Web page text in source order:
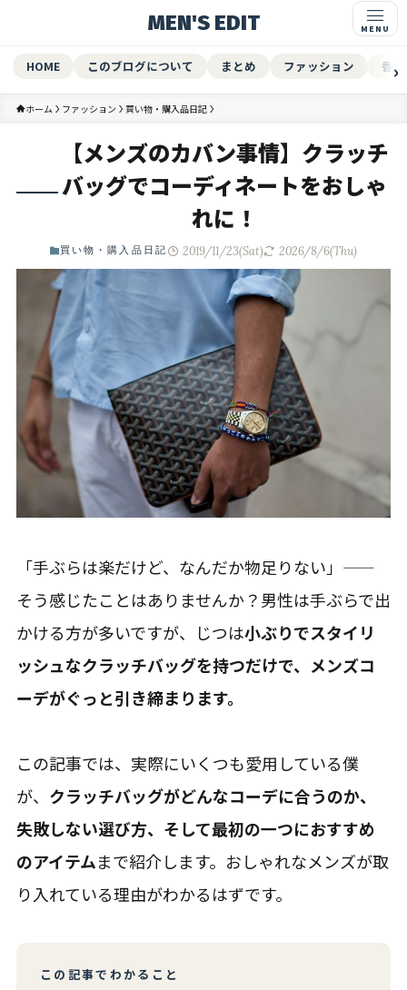
MEN'S EDIT
HOME このブログについて まとめ ファッション 香水
ホーム ファッション 買い物・購入品日記
【メンズのカバン事情】クラッチ
バッグでコーディネートをおしゃ
れに！
買い物・購入品日記 2019/11/23(Sat) 2026/8/6(Thu)
「手ぶらは楽だけど、なんだか物足りない」——
そう感じたことはありませんか？男性は手ぶらで出
かける方が多いですが、じつは小ぶりでスタイリ
ッシュなクラッチバッグを持つだけで、メンズコ
ーデがぐっと引き締まります。
この記事では、実際にいくつも愛用している僕
が、 クラッチバッグがどんなコーデに合うのか、
失敗しない選び方、そして最初の一つにおすすめ
のアイテムまで紹介します。おしゃれなメンズが取
り入れている理由がわかるはずです。
この記事でわかること